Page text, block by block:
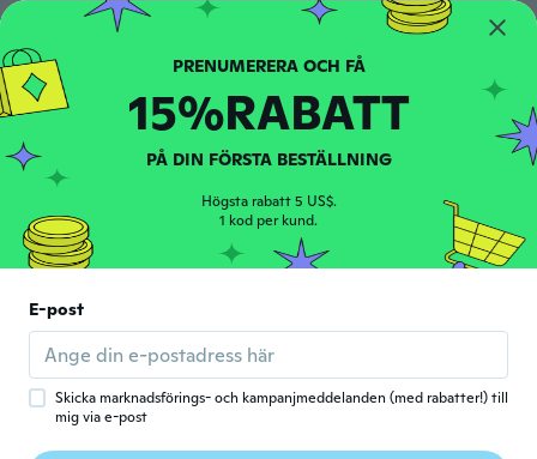
Barbara
Perfect color I think they called it Lapis?
för 3 år sen
D Dorota
recensioner
A Gick med 2016 · 40 recensioner · 9 uppladdningar
för 3 år sen
C Catherine
PRENUMERERA OCH FÅ
15%RABATT
PÅ DIN FÖRSTA BESTÄLLNING
Högsta rabatt 5 US$.
1 kod per kund.
E-post
Skicka marknadsförings- och kampanjmeddelanden (med rabatter!) till
mig via e-post